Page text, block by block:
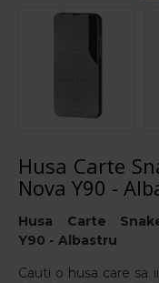
Husa Carte
Nova Y90 -
Husa Carte
Y90 - Albastru
Cauti o husa care sa